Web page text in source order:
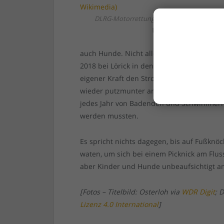
DLRG-Motorrettungsbot auf dem Rhein
Wikimedia)
auch Hunde. Nicht alle Vierbeiner haben
2018 bei Lörick in den Rhein gezogen
eigener Kraft den Strom zu überqueren
wieder putzmunter an Land zu gehen. Die
jedes Jahr von Badenden und
werden mussten.
Es spricht nichts dagegen, bis auf
waten, um sich bei einem Picknick am
aber Kinder und Hunde unbeaufsichtigt
[Fotos – Titelbild: Osterloh via WDR Digit;
Lizenz 4.0 International]